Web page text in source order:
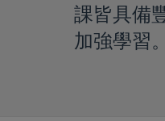
課皆具備
加強學習。